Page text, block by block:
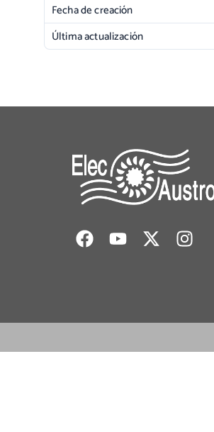
Fecha de creación
Última actualización